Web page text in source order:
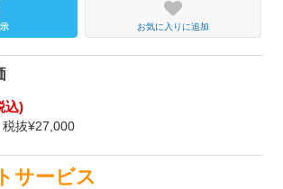
お気に入りに追加
込)
税抜¥27,000
サービス